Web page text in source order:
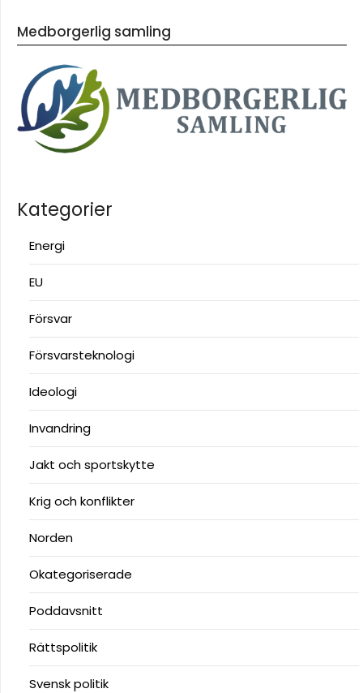
Medborgerlig samling
Kategorier
Energi
EU
Försvar
Försvarsteknologi
Ideologi
Invandring
Jakt och sportskytte
Krig och konflikter
Norden
Okategoriserade
Poddavsnitt
Rättspolitik
Svensk politik